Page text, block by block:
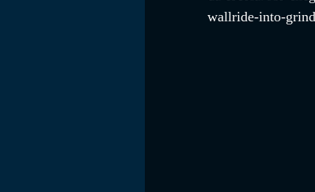
wallride-into-